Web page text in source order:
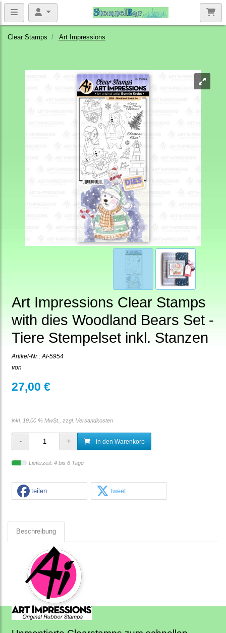
Clear Stamps Art Impressions
Art Impressions Clear Stamps
with dies Woodland Bears Set -
Tiere Stempelset inkl. Stanzen
Artikel-Nr.: AI-5954
von
27,00 €
inkl. 19,00 % MwSt., zzgl. Versandkosten
in den Warenkorb
Lieferzeit: 4 bis 6 Tage
teilen tweet
Beschreibung